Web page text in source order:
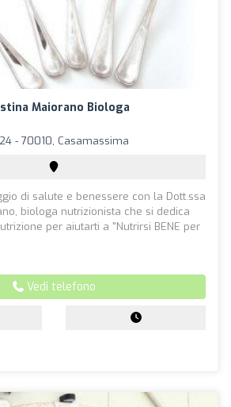
Maiorano Biologa
- 70010, Casamassima
di salute e benessere con la Dott.ssa
biologa nutrizionista che si dedica
per aiutarti a "Nutrirsi BENE per
Vedi telefono